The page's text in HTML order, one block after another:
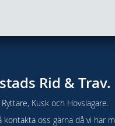
Rid & Trav.
Kusk och Hovslagare.
oss gärna då vi har